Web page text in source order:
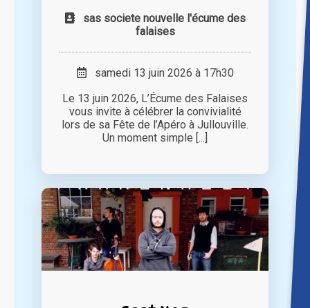
sas societe nouvelle l'écume des
falaises
samedi 13 juin 2026 à 17h30
Le 13 juin 2026, L’Écume des Falaises
vous invite à célébrer la convivialité
lors de sa Fête de l’Apéro à Jullouville.
Un moment simple [...]